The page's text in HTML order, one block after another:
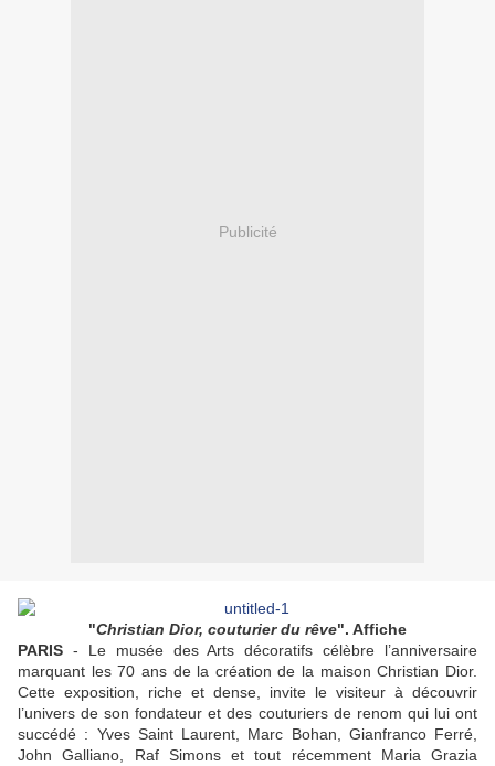
Publicité
"Christian Dior, couturier du rêve". Affiche
PARIS - Le musée des Arts décoratifs célèbre l’anniversaire
marquant les 70 ans de la création de la maison Christian Dior.
Cette exposition, riche et dense, invite le visiteur à découvrir
l’univers de son fondateur et des couturiers de renom qui lui ont
succédé : Yves Saint Laurent, Marc Bohan, Gianfranco Ferré,
John Galliano, Raf Simons et tout récemment Maria Grazia